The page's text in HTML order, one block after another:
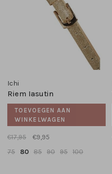
Ichi
Riem Iasutin
TOEVOEGEN AAN
WINKELWAGEN
€17,95
€9,95
75
80 85 90 95 100